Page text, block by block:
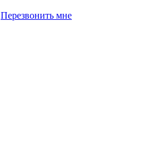
Перезвонить мне